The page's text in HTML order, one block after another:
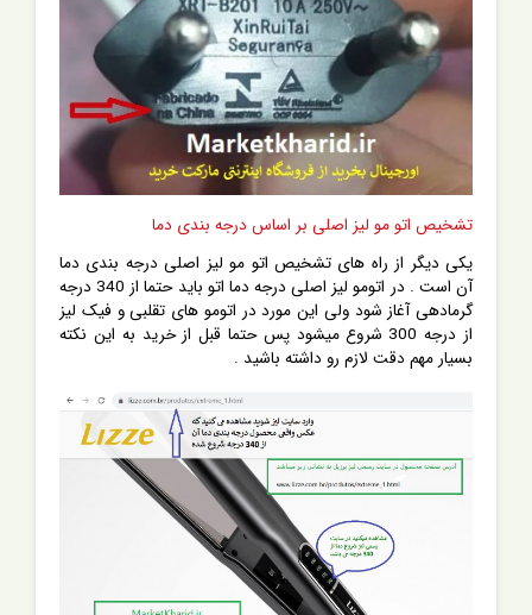
تشخیص اتو مو لیز اصلی بر اساس درجه بندی دما
یکی دیگر از راه های تشخیص اتو مو لیز اصلی درجه بندی دما
آن است . در اتومو لیز اصلی درجه دما اتو باید حتما از 340 درجه
گرمادهی آغاز شود ولی این مورد در اتومو های تقلبی و فیک لیز
از درجه 300 شروع میشود پس حتما قبل از خرید به این نکته
بسیار مهم دقت لازم رو داشته باشید .